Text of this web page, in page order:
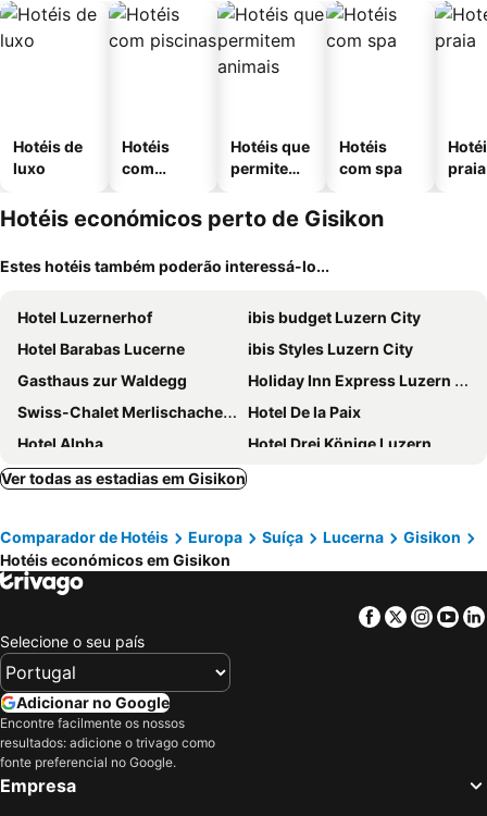
Hotéis de
luxo
Hotéis
com
Hotéis que
permitem
Hotéis
com spa
praia
Hotéis económicos perto de Gisikon
Estes hotéis também poderão interessá-lo...
Hotel Luzernerhof
ibis budget Luzern City
Hotel Barabas Lucerne
ibis Styles Luzern City
Gasthaus zur Waldegg
Holiday Inn Express Luzern - Neuenkirch By Ihg
Swiss-Chalet Merlischachen - Historik Chalet-Hotel Lodge
Hotel De la Paix
Hotel Alpha
Hotel Drei Könige Luzern
ibis Luzern Kriens
Romantik Hotel Wilden Mann Luzern
Prize by Radisson, Zurich Affoltern am Albis
Hotel Schweizerhof Luzern
Boutique Hotel Weisses Kreuz - Adult only Hotel
Boutique Hotel KARL
Hotel Des Alpes
Hotel Restaurant Hammer
Hotel Monopol Luzern
ibis Baar Zug
Hotel Beau Rivage Weggis
Tailormade Hotel STANS SÜD
Ver todas as estadias em Gisikon
Comparador de Hotéis Europa Suíça Lucerna
Gisikon
Hotéis económicos em Gisikon
Facebook
Twitter
Selecione o seu país
Adicionar no Google
Encontre facilmente os nossos
resultados: adicione o trivago como
fonte preferencial no Google.
Empresa